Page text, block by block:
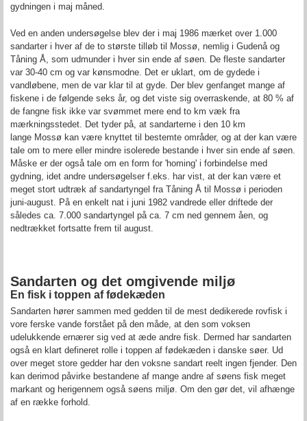
gydningen i maj måned.
Ved en anden undersøgelse blev der i maj 1986 mærket over 1.000
sandarter i hver af de to største tilløb til Mossø, nemlig i Gudenå og
Tåning Å, som udmunder i hver sin ende af søen. De fleste sandarter
var 30-40 cm og var kønsmodne. Det er uklart, om de gydede i
vandløbene, men de var klar til at gyde. Der blev genfanget mange af
fiskene i de følgende seks år, og det viste sig overraskende, at 80 % af
de fangne fisk ikke var svømmet mere end to km væk fra
mærkningsstedet. Det tyder på, at sandarterne i den 10 km
lange Mossø kan være knyttet til bestemte områder, og at der kan være
tale om to mere eller mindre isolerede bestande i hver sin ende af søen.
Måske er der også tale om en form for 'homing' i forbindelse med
gydning, idet andre undersøgelser f.eks. har vist, at der kan være et
meget stort udtræk af sandartyngel fra Tåning Å til Mossø i perioden
juni-august. På en enkelt nat i juni 1982 vandrede eller driftede der
således ca. 7.000 sandartyngel på ca. 7 cm ned gennem åen, og
nedtrækket fortsatte frem til august.
Sandarten og det omgivende miljø
En fisk i toppen af fødekæden
Sandarten hører sammen med gedden til de mest dedikerede rovfisk i
vore ferske vande forstået på den måde, at den som voksen
udelukkende ernærer sig ved at æde andre fisk. Dermed har sandarten
også en klart defineret rolle i toppen af fødekæden i danske søer. Ud
over meget store gedder har den voksne sandart reelt ingen fjender. Den
kan derimod påvirke bestandene af mange andre af søens fisk meget
markant og herigennem også søens miljø. Om den gør det, vil afhænge
af en række forhold.